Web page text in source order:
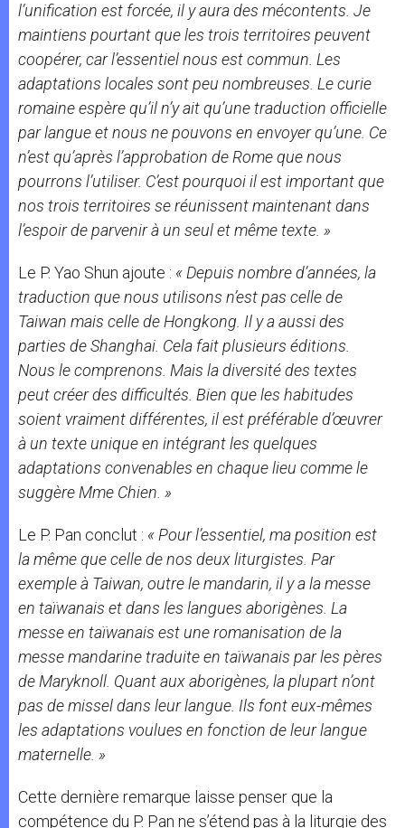
l’unification est forcée, il y aura des mécontents. Je
maintiens pourtant que les trois territoires peuvent
coopérer, car l’essentiel nous est commun. Les
adaptations locales sont peu nombreuses. Le curie
romaine espère qu’il n’y ait qu’une traduction officielle
par langue et nous ne pouvons en envoyer qu’une. Ce
n’est qu’après l’approbation de Rome que nous
pourrons l’utiliser. C’est pourquoi il est important que
nos trois territoires se réunissent maintenant dans
l’espoir de parvenir à un seul et même texte. »
Le P. Yao Shun ajoute : « Depuis nombre d’années, la
traduction que nous utilisons n’est pas celle de
Taiwan mais celle de Hongkong. Il y a aussi des
parties de Shanghai. Cela fait plusieurs éditions.
Nous le comprenons. Mais la diversité des textes
peut créer des difficultés. Bien que les habitudes
soient vraiment différentes, il est préférable d’œuvrer
à un texte unique en intégrant les quelques
adaptations convenables en chaque lieu comme le
suggère Mme Chien. »
Le P. Pan conclut : « Pour l’essentiel, ma position est
la même que celle de nos deux liturgistes. Par
exemple à Taiwan, outre le mandarin, il y a la messe
en taïwanais et dans les langues aborigènes. La
messe en taïwanais est une romanisation de la
messe mandarine traduite en taïwanais par les pères
de Maryknoll. Quant aux aborigènes, la plupart n’ont
pas de missel dans leur langue. Ils font eux-mêmes
les adaptations voulues en fonction de leur langue
maternelle. »
Cette dernière remarque laisse penser que la
compétence du P. Pan ne s’étend pas à la liturgie des